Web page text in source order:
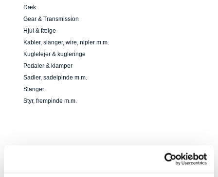
Dæk
Gear & Transmission
Hjul & fælge
Kabler, slanger, wire, nipler m.m.
Kuglelejer & kugleringe
Pedaler & klamper
Sadler, sadelpinde m.m.
Slanger
Styr, frempinde m.m.